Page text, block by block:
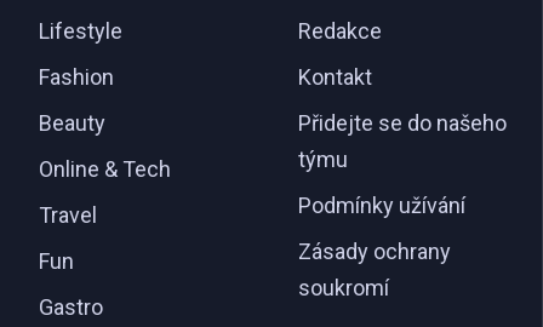
Lifestyle
Fashion
Beauty
Online & Tech
Travel
Fun
Gastro
Redakce
Kontakt
Přidejte se do našeho
týmu
Podmínky užívání
Zásady ochrany
soukromí